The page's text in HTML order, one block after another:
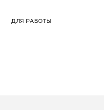
ДЛЯ РАБОТЫ